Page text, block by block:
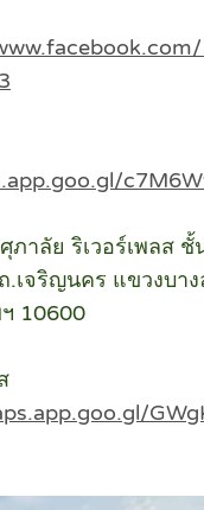
าลัย ริเวอร์เพลส ชั้
เจริญนคร แขวงบาง
10600